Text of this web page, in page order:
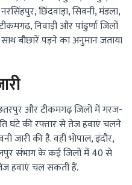
छिंदवाड़ा, सिवनी, मंडला,
निवाड़ी और पांढुर्णा जिलों
बौछारें पड़ने का अनुमान जताया
और टीकमगढ़ जिलों में गरज-
घंटे की रफ्तार से तेज हवाएं चलने
जारी की है. वहीं भोपाल, इंदौर,
संभाग के कई जिलों में 40 से
हवाएं चल सकती हैं.